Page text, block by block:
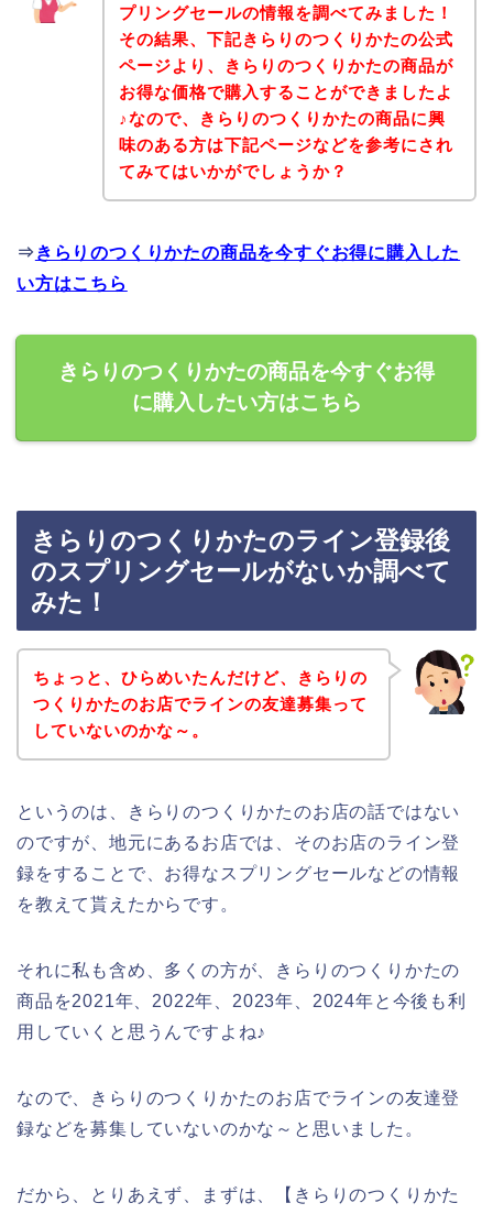
プリングセールの情報を調べてみました！
その結果、下記きらりのつくりかたの公式
ページより、きらりのつくりかたの商品が
お得な価格で購入することができましたよ
♪なので、きらりのつくりかたの商品に興
味のある方は下記ページなどを参考にされ
てみてはいかがでしょうか？
⇒ きらりのつくりかたの商品を今すぐお得に購入した
い方はこちら
きらりのつくりかたの商品を今すぐお得
に購入したい方はこちら
きらりのつくりかたのライン登録後
のスプリングセールがないか調べて
みた！
ちょっと、ひらめいたんだけど、きらりの
つくりかたのお店でラインの友達募集って
していないのかな～。
というのは、きらりのつくりかたのお店の話ではない
のですが、地元にあるお店では、そのお店のライン登
録をすることで、お得なスプリングセールなどの情報
を教えて貰えたからです。
それに私も含め、多くの方が、きらりのつくりかたの
商品を2021年、2022年、2023年、2024年と今後も利
用していくと思うんですよね♪
なので、きらりのつくりかたのお店でラインの友達登
録などを募集していないのかな～と思いました。
だから、とりあえず、まずは、【きらりのつくりかた